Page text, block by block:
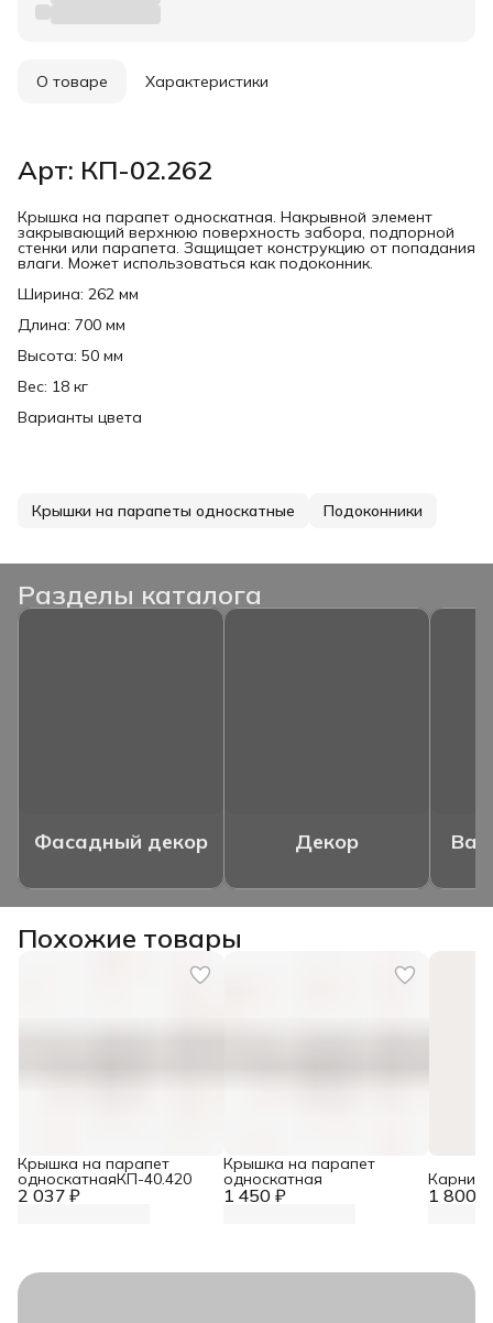
О товаре Характеристики
Арт: КП-02.262
Крышка на парапет односкатная. Накрывной элемент
закрывающий верхнюю поверхность забора, подпорной
стенки или парапета. Защищает конструкцию от попадания
влаги. Может использоваться как подоконник.
Ширина: 262 мм
Длина: 700 мм
Высота: 50 мм
Вес: 18 кг
Варианты цвета
Крышки на парапеты односкатные Подоконники
Разделы каталога
Фасадный декор Декор
Похожие товары
2 037 ₽
Крышка на парапет
односкатнаяКП-40.420
1 450 ₽
Крышка на парапет
односкатная
1 800 ₽
Карниз